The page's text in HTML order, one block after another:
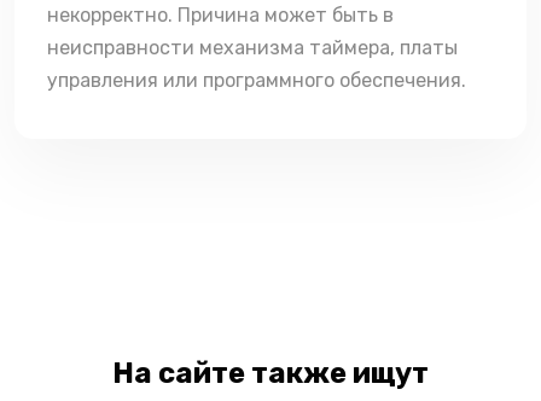
некорректно. Причина может быть в
неисправности механизма таймера, платы
управления или программного обеспечения.
На сайте также ищут